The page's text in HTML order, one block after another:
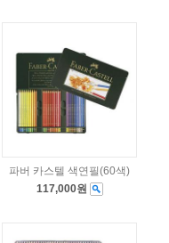
파버 카스텔 색연필(60색)
117,000원